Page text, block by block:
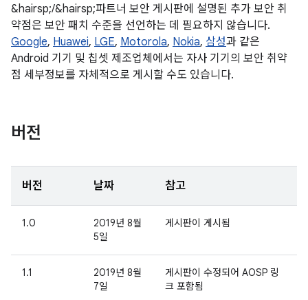
&hairsp;/&hairsp;파트너 보안 게시판에 설명된 추가 보안 취
약점은 보안 패치 수준을 선언하는 데 필요하지 않습니다.
Google, Huawei, LGE, Motorola, Nokia, 삼성과 같은
Android 기기 및 칩셋 제조업체에서는 자사 기기의 보안 취약
점 세부정보를 자체적으로 게시할 수도 있습니다.
버전
버전 날짜 참고
1.0
2019년 8월
5일
게시판이 게시됨
1.1
2019년 8월
7일
게시판이 수정되어 AOSP 링
크 포함됨